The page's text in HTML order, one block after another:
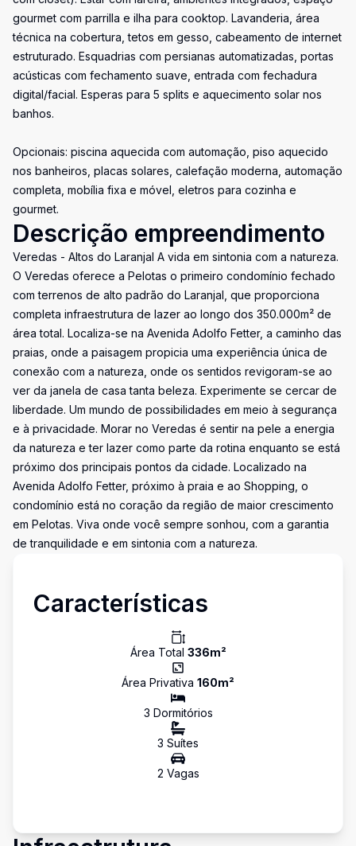
gourmet com parrilla e ilha para cooktop. Lavanderia, área
técnica na cobertura, tetos em gesso, cabeamento de internet
estruturado. Esquadrias com persianas automatizadas, portas
acústicas com fechamento suave, entrada com fechadura
digital/facial. Esperas para 5 splits e aquecimento solar nos
banhos.
Opcionais: piscina aquecida com automação, piso aquecido
nos banheiros, placas solares, calefação moderna, automação
completa, mobília fixa e móvel, eletros para cozinha e
gourmet.
Descrição empreendimento
Veredas - Altos do Laranjal A vida em sintonia com a natureza.
O Veredas oferece a Pelotas o primeiro condomínio fechado
com terrenos de alto padrão do Laranjal, que proporciona
completa infraestrutura de lazer ao longo dos 350.000m² de
área total. Localiza-se na Avenida Adolfo Fetter, a caminho das
praias, onde a paisagem propicia uma experiência única de
conexão com a natureza, onde os sentidos revigoram-se ao
ver da janela de casa tanta beleza. Experimente se cercar de
liberdade. Um mundo de possibilidades em meio à segurança
e à privacidade. Morar no Veredas é sentir na pele a energia
da natureza e ter lazer como parte da rotina enquanto se está
próximo dos principais pontos da cidade. Localizado na
Avenida Adolfo Fetter, próximo à praia e ao Shopping, o
condomínio está no coração da região de maior crescimento
em Pelotas. Viva onde você sempre sonhou, com a garantia
de tranquilidade e em sintonia com a natureza.
Características
Área Total 336m²
Área Privativa 160m²
3 Dormitórios
3 Suítes
2 Vagas